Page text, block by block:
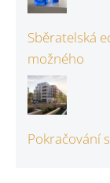
Sběratelská
možného
Pokračování